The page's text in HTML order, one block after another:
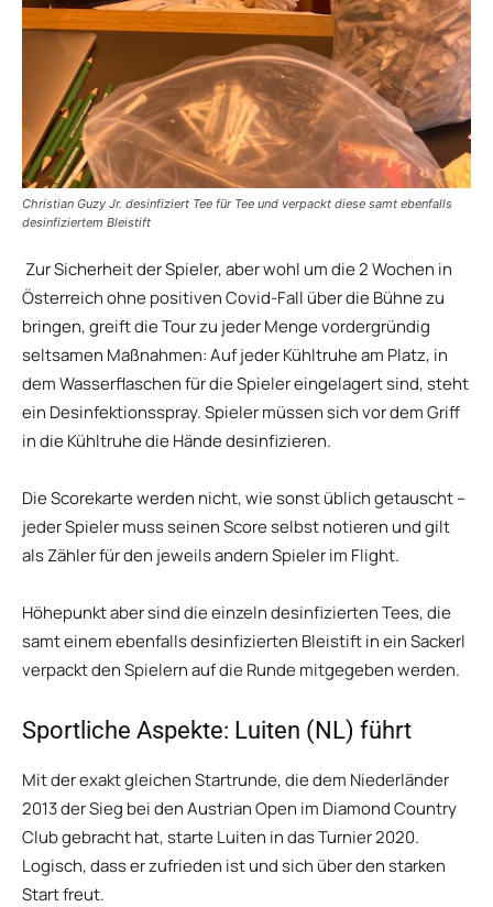
Christian Guzy Jr. desinfiziert Tee für Tee und verpackt diese samt ebenfalls
desinfiziertem Bleistift
Zur Sicherheit der Spieler, aber wohl um die 2 Wochen in
Österreich ohne positiven Covid-Fall über die Bühne zu
bringen, greift die Tour zu jeder Menge vordergründig
seltsamen Maßnahmen: Auf jeder Kühltruhe am Platz, in
dem Wasserflaschen für die Spieler eingelagert sind, steht
ein Desinfektionsspray. Spieler müssen sich vor dem Griff
in die Kühltruhe die Hände desinfizieren.
Die Scorekarte werden nicht, wie sonst üblich getauscht –
jeder Spieler muss seinen Score selbst notieren und gilt
als Zähler für den jeweils andern Spieler im Flight.
Höhepunkt aber sind die einzeln desinfizierten Tees, die
samt einem ebenfalls desinfizierten Bleistift in ein Sackerl
verpackt den Spielern auf die Runde mitgegeben werden.
Sportliche Aspekte: Luiten (NL) führt
Mit der exakt gleichen Startrunde, die dem Niederländer
2013 der Sieg bei den Austrian Open im Diamond Country
Club gebracht hat, starte Luiten in das Turnier 2020.
Logisch, dass er zufrieden ist und sich über den starken
Start freut.